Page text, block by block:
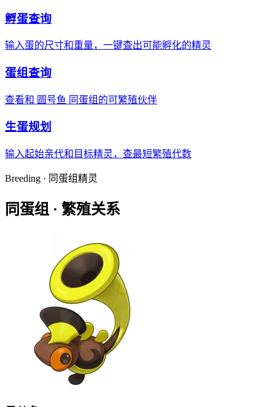
孵蛋查询
输入蛋的尺寸和重量，一键查出可能孵化的精灵
蛋组查询
查看和 圆号鱼 同蛋组的可繁殖伙伴
生蛋规划
输入起始亲代和目标精灵，查最短繁殖代数
Breeding · 同蛋组精灵
同蛋组 · 繁殖关系